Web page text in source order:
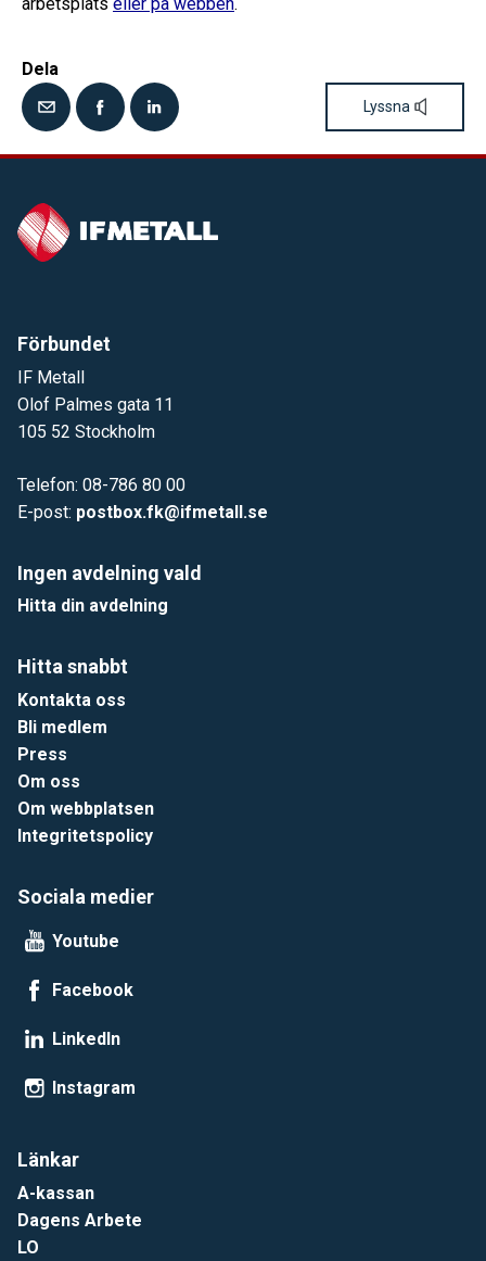
Dela
Lyssna
Förbundet
IF Metall
Olof Palmes gata 11
105 52 Stockholm
Telefon: 08-786 80 00
E-post: postbox.fk@ifmetall.se
Ingen avdelning vald
Hitta din avdelning
Hitta snabbt
Kontakta oss
Bli medlem
Press
Om oss
Om webbplatsen
Integritetspolicy
Sociala medier
Youtube
Facebook
LinkedIn
Instagram
Länkar
A-kassan
Dagens Arbete
LO